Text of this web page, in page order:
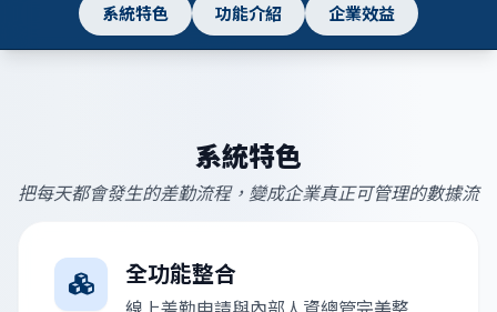
系統特色 功能介紹 企業效益
系統特色
把每天都會發生的差勤流程，變成企業真正可管理的數據流
全功能整合